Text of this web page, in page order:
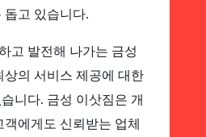
고 있습니다.
고 발전해 나가는 금성
상의 서비스 제공에 대한
니다. 금성 이삿짐은 개
에게도 신뢰받는 업체